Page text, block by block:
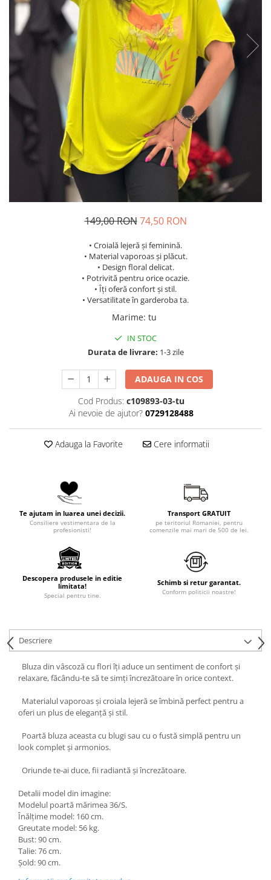
Costume de baie
149,00 RON 74,50 RON
• Croială lejeră și feminină.
• Material vaporoas și plăcut.
• Design floral delicat.
• Potrivită pentru orice ocazie.
• Îți oferă confort și stil.
• Versatilitate în garderoba ta.
Marime: tu
IN STOC
Durata de livrare: 1-3 zile
ADAUGA IN COS
Cod Produs: c109893-03-tu
Ai nevoie de ajutor? 0729128488
Adauga la Favorite Cere informatii
Te ajutam in luarea unei decizii.
Consiliere vestimentara de la
profesionisti!
Transport GRATUIT
pe teritoriul Romaniei, pentru
comenzile mai mari de 500 de lei.
Descopera produsele in editie
limitata!
Special pentru tine.
Schimb si retur garantat.
Conform politicii noastre!
Descriere
Bluza din vâscoză cu flori îți aduce un sentiment de confort și
relaxare, făcându-te să te simți încrezătoare în orice context.
Materialul vaporoas și croiala lejeră se îmbină perfect pentru a
oferi un plus de eleganță și stil.
Poartă bluza aceasta cu blugi sau cu o fustă simplă pentru un
look complet și armonios.
Oriunde te-ai duce, fii radiantă și încrezătoare.
Detalii model din imagine:
Modelul poartă mărimea 36/S.
Înălțime model: 160 cm.
Greutate model: 56 kg.
Bust: 90 cm.
Talie: 76 cm.
Șold: 90 cm.